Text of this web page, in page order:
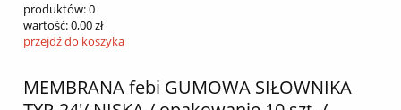
produktów:0
wartość:0,00 zł
przejdź do koszyka
MEMBRANA febi GUMOWA SIŁOWNIKA